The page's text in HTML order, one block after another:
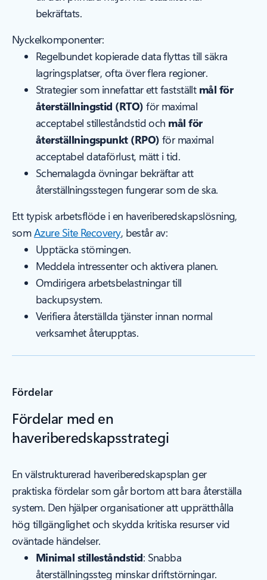
bekräftats.
Nyckelkomponenter:
Regelbundet kopierade data flyttas till säkra
lagringsplatser, ofta över flera regioner.
Strategier som innefattar ett fastställt mål för
återställningstid (RTO) för maximal
acceptabel stilleståndstid och mål för
återställningspunkt (RPO) för maximal
acceptabel dataförlust, mätt i tid.
Schemalagda övningar bekräftar att
återställningsstegen fungerar som de ska.
Ett typisk arbetsflöde i en haveriberedskapslösning,
somAzure Site Recovery, består av:
Upptäcka störningen.
Meddela intressenter och aktivera planen.
Omdirigera arbetsbelastningar till
backupsystem.
Verifiera återställda tjänster innan normal
verksamhet återupptas.
Fördelar
Fördelar med en
haveriberedskapsstrategi
En välstrukturerad haveriberedskapsplan ger
praktiska fördelar som går bortom att bara återställa
system. Den hjälper organisationer att upprätthålla
hög tillgänglighet och skydda kritiska resurser vid
oväntade händelser.
Minimal stilleståndstid: Snabba
återställningssteg minskar driftstörningar.